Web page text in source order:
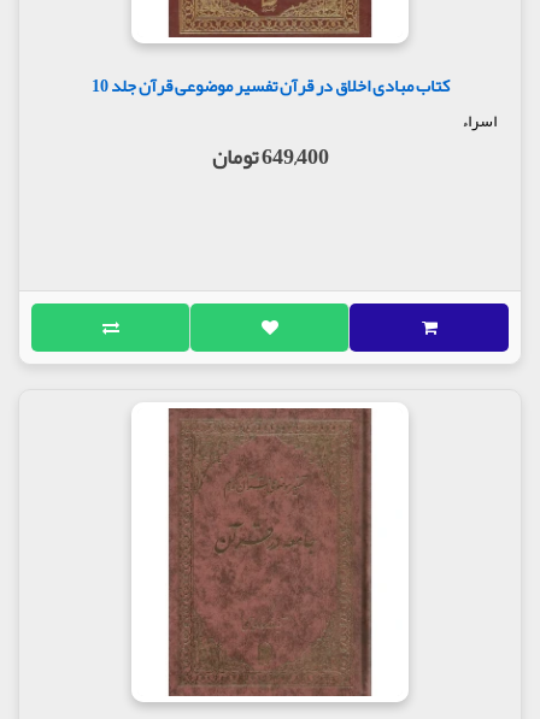
کتاب مبادی اخلاق در قرآن تفسیر موضوعی قرآن جلد 10
اسراء
649,400 تومان